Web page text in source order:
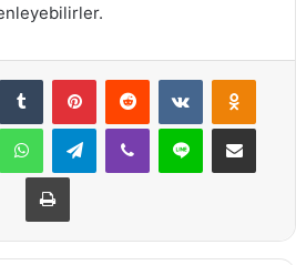
Tumblr PinterestReddit VKontakte
WhatsAppTelegramViber Line E-Posta ile
Yazdır